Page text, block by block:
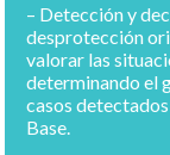
– Detección y
desprotección
valorar las
determinando el
casos
Base.